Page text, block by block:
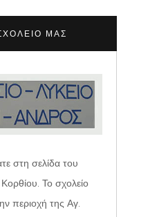
ΜΑΣ
στη σελίδα του
Το σχολείο
περιοχή της Αγ.